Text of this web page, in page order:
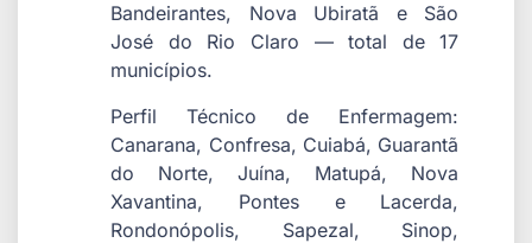
Bandeirantes, Nova Ubiratã e São
José do Rio Claro — total de 17
municípios.
Perfil Técnico de Enfermagem:
Canarana, Confresa, Cuiabá, Guarantã
do Norte, Juína, Matupá, Nova
Xavantina, Pontes e Lacerda,
Rondonópolis, Sapezal, Sinop,